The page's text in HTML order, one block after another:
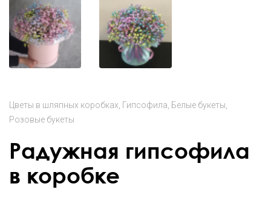
Цветы в шляпных коробках Гипсофила Белые букеты
Розовые букеты
Радужная гипсофила
в коробке